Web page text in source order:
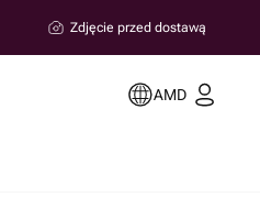
Zdjęcie przed dostawą
AMD